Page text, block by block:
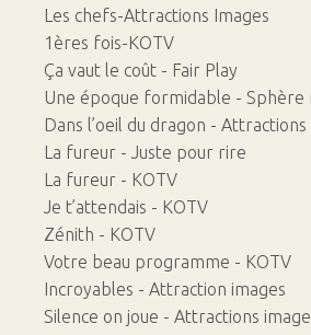
Les chefs-Attractions Images
1ères fois-KOTV
Ça vaut le coût - Fair Play
Une époque formidable - Sphère
Dans l’oeil du dragon - Attractions
La fureur - Juste pour rire
La fureur - KOTV
Je t’attendais - KOTV
Zénith - KOTV
Votre beau programme - KOTV
Incroyables - Attraction images
Silence on joue - Attractions